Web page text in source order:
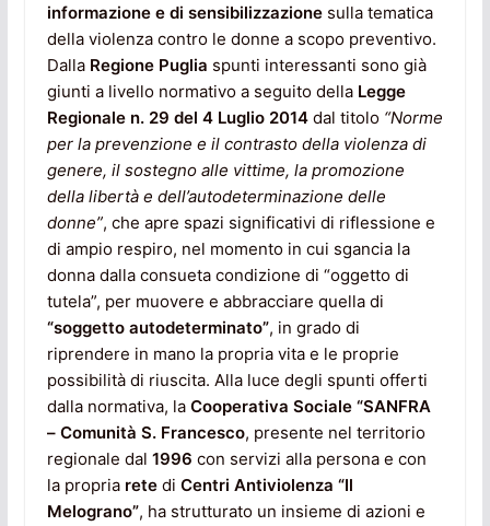
informazione e di sensibilizzazionesulla tematica
della violenza contro le donne a scopo preventivo.
Dalla Regione Puglia spunti interessanti sono già
giunti a livello normativo a seguito della Legge
Regionale n. 29 del 4 Luglio 2014 dal titolo “Norme
per la prevenzione e il contrasto della violenza di
genere, il sostegno alle vittime, la promozione
della libertà e dell’autodeterminazione delle
donne”, che apre spazi significativi di riflessione e
di ampio respiro, nel momento in cui sgancia la
donna dalla consueta condizione di “oggetto di
tutela”, per muovere e abbracciare quella di
“soggetto autodeterminato”, in grado di
riprendere in mano la propria vita e le proprie
possibilità di riuscita. Alla luce degli spunti offerti
dalla normativa, la Cooperativa Sociale “SANFRA
– Comunità S. Francesco, presente nel territorio
regionale dal 1996 con servizi alla persona e con
la propria retedi Centri Antiviolenza “Il
Melograno”, ha strutturato un insieme di azioni e